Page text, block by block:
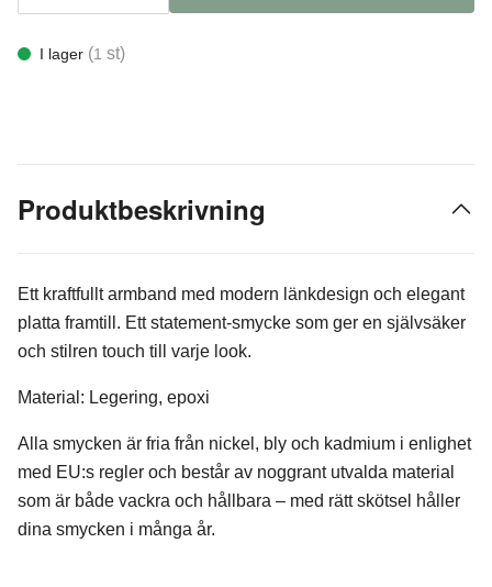
I lager (1 st)
Produktbeskrivning
Ett kraftfullt armband med modern länkdesign och elegant
platta framtill. Ett statement-smycke som ger en självsäker
och stilren touch till varje look.
Material: Legering, epoxi
Alla smycken är fria från nickel, bly och kadmium i enlighet
med EU:s regler och består av noggrant utvalda material
som är både vackra och hållbara – med rätt skötsel håller
dina smycken i många år.